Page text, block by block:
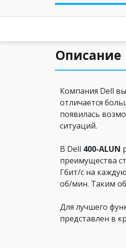
Описание
Компания Dell
отличается
появилась
ситуаций.
В Dell 400-ALUN
преимущества
Гбит/с на
об/мин. Таким
Для лучшего
представлен в